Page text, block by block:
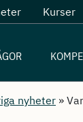
Kurser
nyheter »